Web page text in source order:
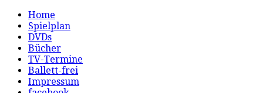
Home
Spielplan
DVDs
Bücher
TV-Termine
Ballett-frei
Impressum